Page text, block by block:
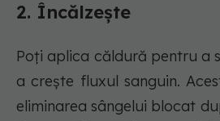
2. Încălzește
Poți aplica căldură pentru a
a crește fluxul sanguin.
eliminarea sângelui blocat